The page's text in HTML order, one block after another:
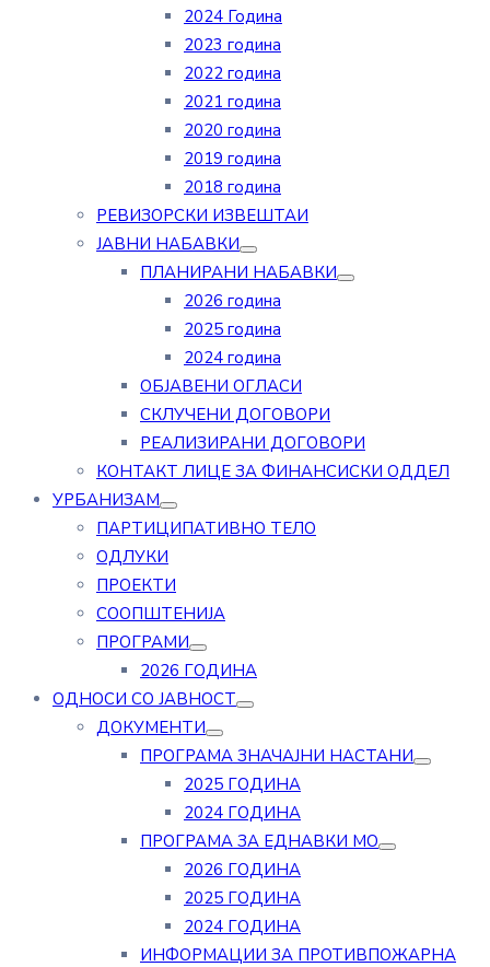
2024 Година
2023 година
2022 година
2021 година
2020 година
2019 година
2018 година
РЕВИЗОРСКИ ИЗВЕШТАИ
ЈАВНИ НАБАВКИ
ПЛАНИРАНИ НАБАВКИ
2026 година
2025 година
2024 година
ОБЈАВЕНИ ОГЛАСИ
СКЛУЧЕНИ ДОГОВОРИ
РЕАЛИЗИРАНИ ДОГОВОРИ
КОНТАКТ ЛИЦЕ ЗА ФИНАНСИСКИ ОДДЕЛ
УРБАНИЗАМ
ПАРТИЦИПАТИВНО ТЕЛО
ОДЛУКИ
ПРОЕКТИ
СООПШТЕНИЈА
ПРОГРАМИ
2026 ГОДИНА
ОДНОСИ СО ЈАВНОСТ
ДОКУМЕНТИ
ПРОГРАМА ЗНАЧАЈНИ НАСТАНИ
2025 ГОДИНА
2024 ГОДИНА
ПРОГРАМА ЗА ЕДНАВКИ МО
2026 ГОДИНА
2025 ГОДИНА
2024 ГОДИНА
ИНФОРМАЦИИ ЗА ПРОТИВПОЖАРНА